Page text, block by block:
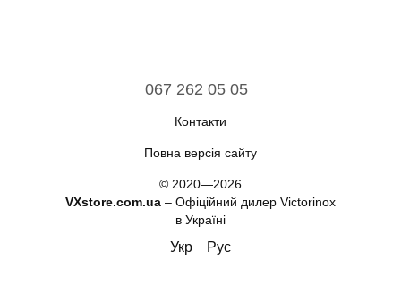
067 262 05 05
Контакти
Повна версія сайту
© 2020—2026
VXstore.com.ua – Офіційний дилер Victorinox
в Україні
Укр Рус